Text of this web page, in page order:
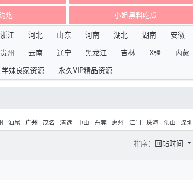
炮 小姐黑料吃瓜
浙江 河北 山东 河南 湖北 湖南
安徽
贵州 云南 辽宁 黑龙江 吉林 X疆
内蒙
学妹良家资源 永久VIP精品资源
汕尾 广州 茂名 清远 中山 东莞 惠州 江门 珠海 佛山 深圳
排序： 回帖时间